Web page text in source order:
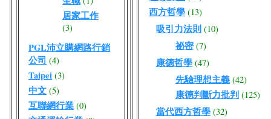
居家工作
(3)
PGL沛立購網路行銷
公司 (4)
Taipei (3)
中文 (5)
互聯網行業 (0)
西方哲學 (13)
吸引力法則 (10)
祕密 (7)
康德哲學 (47)
先驗理想主義 (42)
康德判斷力批判 (125)
當代西方哲學 (32)